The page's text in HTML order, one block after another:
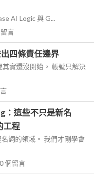
AI Logic 與 G...
言
四條責任邊界
實還沒開始。 帳號只解決
：這些不只是新名
工程
詞的領域。 我們才剛學會
0個留言